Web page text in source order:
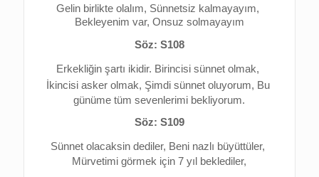
Gelin birlikte olalım,
Bekleyenim var, Onsuz solmayayım
Söz: S108
Erkekliğin şartı ikidir.
İkincisi asker olmak, Şimdi sünnet oluyorum, Bu
günüme tüm sevenlerimi bekliyorum.
Söz: S109
Sünnet olacaksin dediler,
Mürvetimi görmek için 7 yıl beklediler,